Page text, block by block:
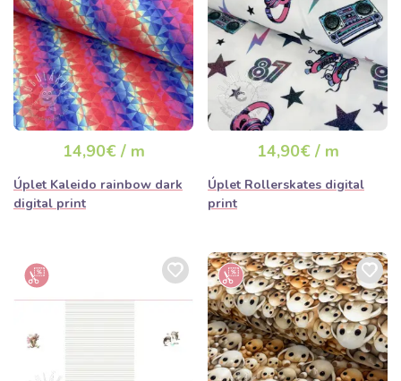
14,90€ / m
Úplet Kaleido rainbow dark
digital print
14,90€ / m
Úplet Rollerskates digital
print